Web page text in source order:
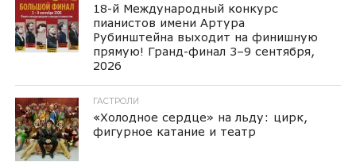
18-й Международный конкурс
пианистов имени Артура
Рубинштейна выходит на финишную
прямую! Гранд-финал 3–9 сентября,
2026
ГАСТРОЛИ
«Холодное сердце» на льду: цирк,
фигурное катание и театр